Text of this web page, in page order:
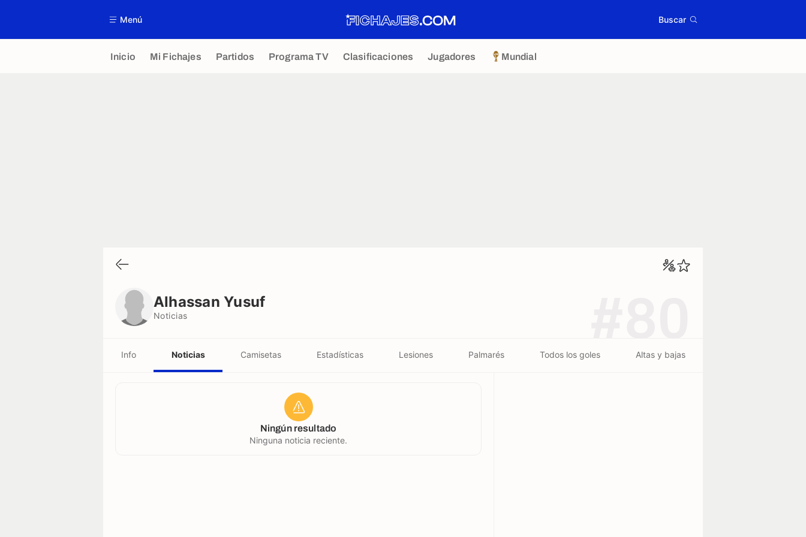
Menú Buscar
Inicio Mi Fichajes Partidos Programa TV Clasificaciones Jugadores Mundial
Alhassan Yusuf
Noticias
Info Noticias Camisetas Estadísticas Lesiones Palmarés Todos los goles Altas y bajas
Ningún resultado
Ninguna noticia reciente.